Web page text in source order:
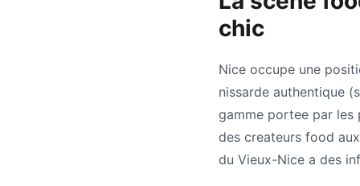
chic
Nice occupe une
nissarde authentique
gamme portee par les
des createurs food
du Vieux-Nice a des